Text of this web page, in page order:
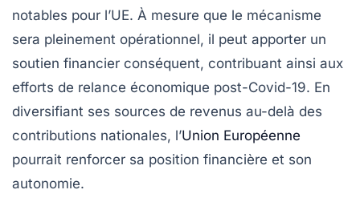
notables pour l’UE. À mesure que le mécanisme
sera pleinement opérationnel, il peut apporter un
soutien financier conséquent, contribuant ainsi aux
efforts de relance économique post-Covid-19. En
diversifiant ses sources de revenus au-delà des
contributions nationales, l’Union Européenne
pourrait renforcer sa position financière et son
autonomie.